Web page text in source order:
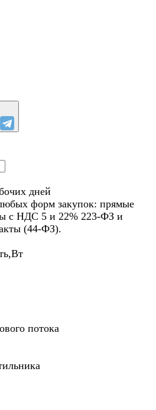
дней
форм закупок: прямые
с НДС 5 и 22% 223-ФЗ и
(44-ФЗ).
потока